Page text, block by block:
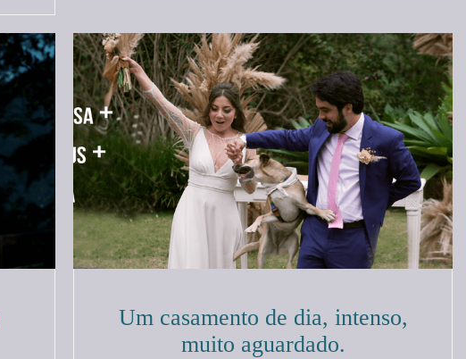
Um casamento de dia, intenso,
muito aguardado.